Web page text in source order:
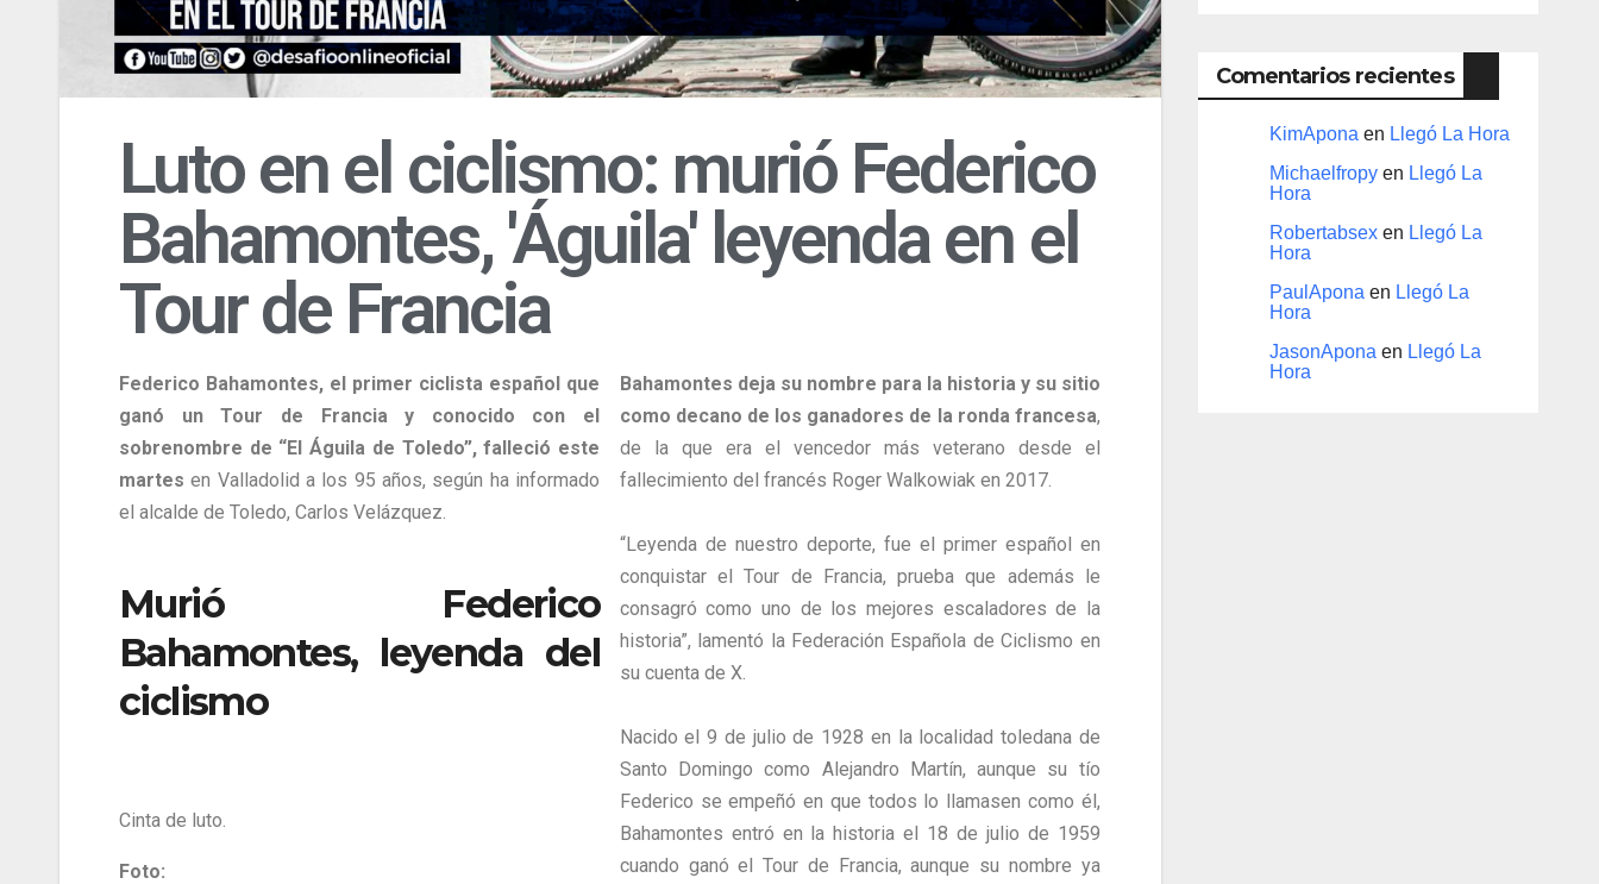
Luto en el ciclismo: murió Federico
Bahamontes, 'Águila' leyenda en el
Tour de Francia
Federico Bahamontes, el primer ciclista español que
ganó un Tour de Francia y conocido con el
sobrenombre de “El Águila de Toledo”, falleció este
martes en Valladolid a los 95 años, según ha informado
el alcalde de Toledo, Carlos Velázquez.
Murió Federico
Bahamontes, leyenda del
ciclismo
Cinta de luto.
Foto:
Bahamontes deja su nombre para la historia y su sitio
como decano de los ganadores de la ronda francesa,
de la que era el vencedor más veterano desde el
fallecimiento del francés Roger Walkowiak en 2017.
“Leyenda de nuestro deporte, fue el primer español en
conquistar el Tour de Francia, prueba que además le
consagró como uno de los mejores escaladores de la
historia”, lamentó la Federación Española de Ciclismo en
su cuenta de X.
Nacido el 9 de julio de 1928 en la localidad toledana de
Santo Domingo como Alejandro Martín, aunque su tío
Federico se empeñó en que todos lo llamasen como él,
Bahamontes entró en la historia el 18 de julio de 1959
cuando ganó el Tour de Francia, aunque su nombre ya
Comentarios recientes
KimAponaen Llegó La Hora
Michaelfropyen Llegó La
Hora
Robertabsexen Llegó La
Hora
PaulAponaen Llegó La
Hora
JasonAponaen Llegó La
Hora